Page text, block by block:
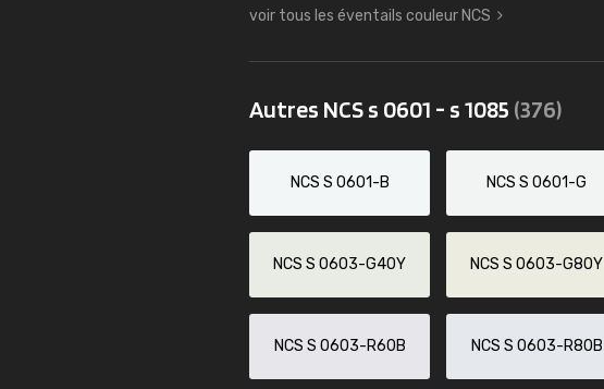
voir tous les éventails couleur NCS
Autres NCS s 0601 - s 1085 (376)
NCS S 0601-B NCS S 0601-G
NCS S 0603-G40Y NCS S 0603-G80Y
NCS S 0603-R60B NCS S 0603-R80B